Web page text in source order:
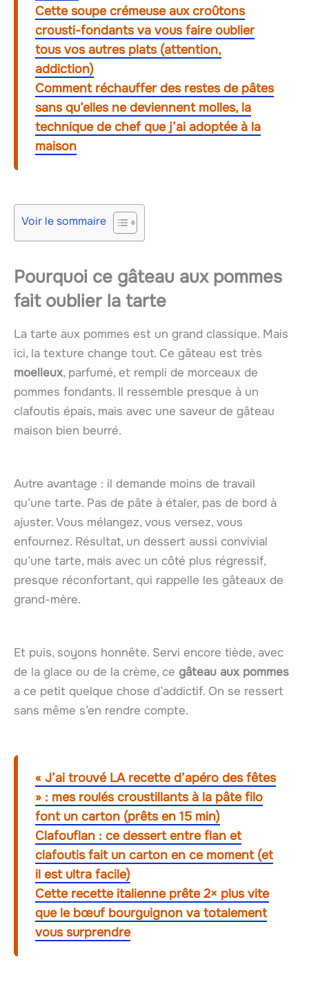
Cette soupe crémeuse aux croûtons
crousti-fondants va vous faire oublier
tous vos autres plats (attention,
addiction)
Comment réchauffer des restes de pâtes
sans qu’elles ne deviennent molles, la
technique de chef que j’ai adoptée à la
maison
Voir le sommaire
Pourquoi ce gâteau aux pommes
fait oublier la tarte
La tarte aux pommes est un grand classique. Mais
ici, la texture change tout. Ce gâteau est très
moelleux, parfumé, et rempli de morceaux de
pommes fondants. Il ressemble presque à un
clafoutis épais, mais avec une saveur de gâteau
maison bien beurré.
Autre avantage : il demande moins de travail
qu’une tarte. Pas de pâte à étaler, pas de bord à
ajuster. Vous mélangez, vous versez, vous
enfournez. Résultat, un dessert aussi convivial
qu’une tarte, mais avec un côté plus régressif,
presque réconfortant, qui rappelle les gâteaux de
grand-mère.
Et puis, soyons honnête. Servi encore tiède, avec
de la glace ou de la crème, ce gâteau aux pommes
a ce petit quelque chose d’addictif. On se ressert
sans même s’en rendre compte.
« J’ai trouvé LA recette d’apéro des fêtes
» : mes roulés croustillants à la pâte filo
font un carton (prêts en 15 min)
Clafouflan : ce dessert entre flan et
clafoutis fait un carton en ce moment (et
il est ultra facile)
Cette recette italienne prête 2× plus vite
que le bœuf bourguignon va totalement
vous surprendre